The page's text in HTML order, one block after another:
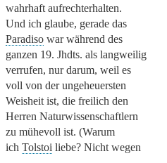
wahrhaft aufrechterhalten.
Und ich glaube, gerade das
Paradiso war während des
ganzen 19. Jhdts. als langweilig
verrufen, nur darum, weil es
voll von der ungeheuersten
Weisheit ist, die freilich den
Herren Naturwissenschaftlern
zu mühevoll ist. (Warum
ich Tolstoi liebe? Nicht wegen